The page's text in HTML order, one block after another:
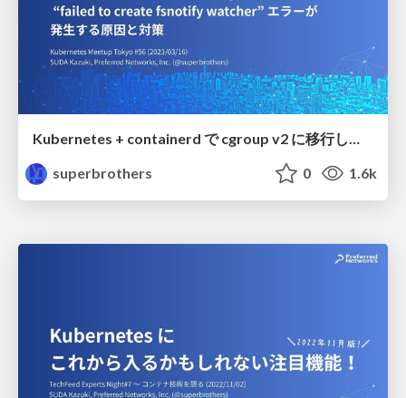
Kubernetes + containerd で cgroup v2 に移行したら "failed to create fsnotify watcher" エラーが発生する原因と対策
superbrothers
0 1.6k